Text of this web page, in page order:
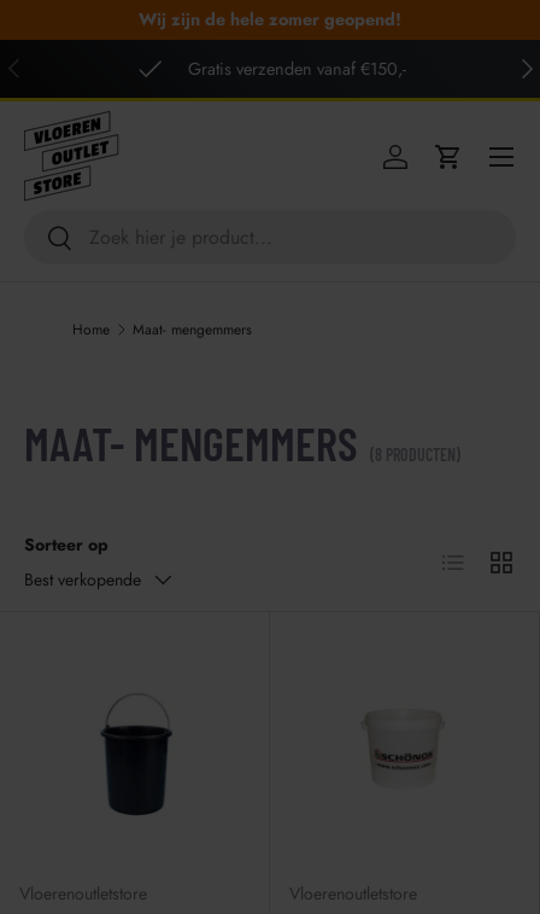
GA NAAR INHOUD
Wij zijn de hele zomer geopend!
VORIGE
Gratis verzenden vanaf €150,-
Zoeken
Zoeken
Inloggen
Menu
Home Maat- mengemmers
MAAT- MENGEMMERS (8 PRODUCTEN)
Sorteer op
Best verkopende
Lijst Raster
Vloerenoutletstore Vloerenoutletstore